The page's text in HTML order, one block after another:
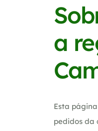
a
Esta
pedidos da